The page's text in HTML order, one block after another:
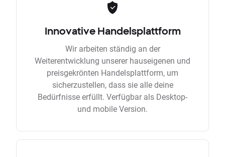
Innovative Handelsplattform
Wir arbeiten ständig an der
Weiterentwicklung unserer hauseigenen und
preisgekrönten Handelsplattform, um
sicherzustellen, dass sie alle deine
Bedürfnisse erfüllt. Verfügbar als Desktop-
und mobile Version.